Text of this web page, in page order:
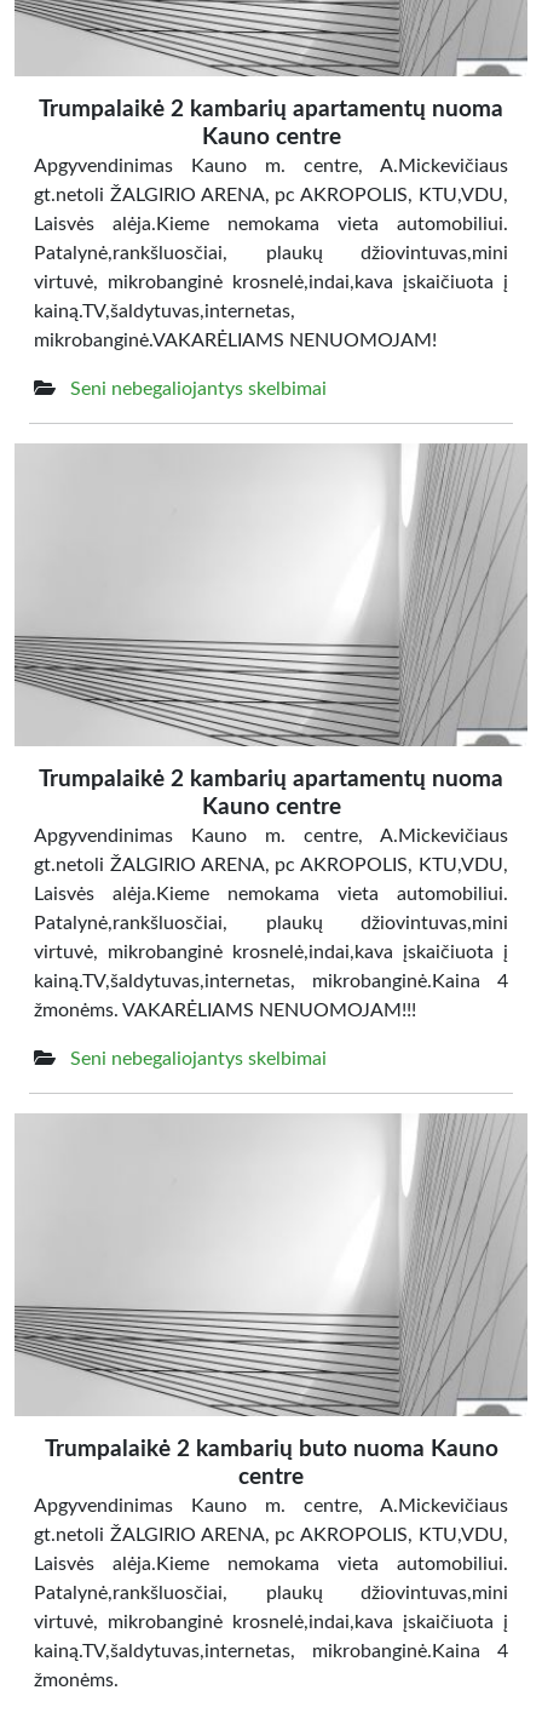
Trumpalaikė 2 kambarių apartamentų nuoma
Kauno centre
Apgyvendinimas Kauno m. centre, A.Mickevičiaus
gt.netoli ŽALGIRIO ARENA, pc AKROPOLIS, KTU,VDU,
Laisvės alėja.Kieme nemokama vieta automobiliui.
Patalynė,rankšluosčiai, plaukų džiovintuvas,mini
virtuvė, mikrobanginė krosnelė,indai,kava įskaičiuota į
kainą.TV,šaldytuvas,internetas,
mikrobanginė.VAKARĖLIAMS NENUOMOJAM!
Seni nebegaliojantys skelbimai
Trumpalaikė 2 kambarių apartamentų nuoma
Kauno centre
Apgyvendinimas Kauno m. centre, A.Mickevičiaus
gt.netoli ŽALGIRIO ARENA, pc AKROPOLIS, KTU,VDU,
Laisvės alėja.Kieme nemokama vieta automobiliui.
Patalynė,rankšluosčiai, plaukų džiovintuvas,mini
virtuvė, mikrobanginė krosnelė,indai,kava įskaičiuota į
kainą.TV,šaldytuvas,internetas, mikrobanginė.Kaina 4
žmonėms. VAKARĖLIAMS NENUOMOJAM!!!
Seni nebegaliojantys skelbimai
Trumpalaikė 2 kambarių buto nuoma Kauno
centre
Apgyvendinimas Kauno m. centre, A.Mickevičiaus
gt.netoli ŽALGIRIO ARENA, pc AKROPOLIS, KTU,VDU,
Laisvės alėja.Kieme nemokama vieta automobiliui.
Patalynė,rankšluosčiai, plaukų džiovintuvas,mini
virtuvė, mikrobanginė krosnelė,indai,kava įskaičiuota į
kainą.TV,šaldytuvas,internetas, mikrobanginė.Kaina 4
žmonėms.